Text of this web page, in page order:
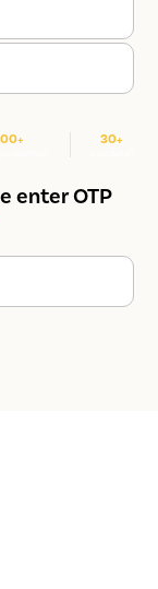
30+
enter OTP